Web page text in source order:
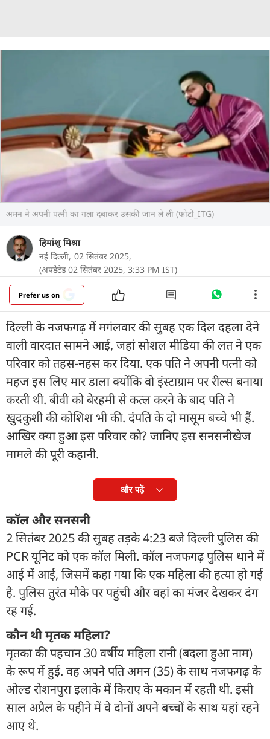
अमन ने अपनी पत्नी का गला दबाकर उसकी जान ले ली (फोटो_ITG)
हिमांशु मिश्रा
नई दिल्ली, 02 सितंबर 2025,
(अपडेटेड 02 सितंबर 2025, 3:33 PM IST)
Prefer us on
दिल्ली के नजफगढ़ में मगंलवार की सुबह एक दिल दहला देने
वाली वारदात सामने आई, जहां सोशल मीडिया की लत ने एक
परिवार को तहस-नहस कर दिया. एक पति ने अपनी पत्नी को
महज इस लिए मार डाला क्योंकि वो इंस्टाग्राम पर रील्स बनाया
करती थी. बीवी को बेरहमी से कत्ल करने के बाद पति ने
खुदकुशी की कोशिश भी की. दंपति के दो मासूम बच्चे भी हैं.
आखिर क्या हुआ इस परिवार को? जानिए इस सनसनीखेज
मामले की पूरी कहानी.
और पढ़ें
कॉल और सनसनी
2 सितंबर 2025 की सुबह तड़के 4:23 बजे दिल्ली पुलिस की
PCR यूनिट को एक कॉल मिली. कॉल नजफगढ़ पुलिस थाने में
आई में आई, जिसमें कहा गया कि एक महिला की हत्या हो गई
है. पुलिस तुरंत मौके पर पहुंची और वहां का मंजर देखकर दंग
रह गई.
कौन थी मृतक महिला?
मृतका की पहचान 30 वर्षीय महिला रानी (बदला हुआ नाम)
के रूप में हुई. वह अपने पति अमन (35) के साथ नजफगढ़ के
ओल्ड रोशनपुरा इलाके में किराए के मकान में रहती थी. इसी
साल अप्रैल के पहीने में वे दोनों अपने बच्चों के साथ यहां रहने
आए थे.